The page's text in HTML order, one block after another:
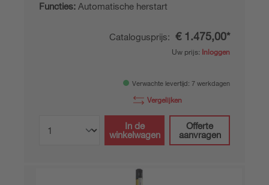
Functies: Automatische herstart
Catalogusprijs: € 1.475,00*
Uw prijs: Inloggen
Verwachte levertijd: 7 werkdagen
Vergelijken
In de
winkelwagen
Offerte
aanvragen